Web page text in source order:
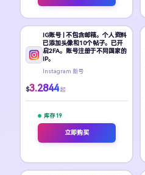
IG账号 | 不包含邮箱。个人资料
已添加头像和10个帖子。已开
启2FA。账号注册于不同国家的
IP。
Instagram 新号
$3.2844 起
库存 19
立即购买